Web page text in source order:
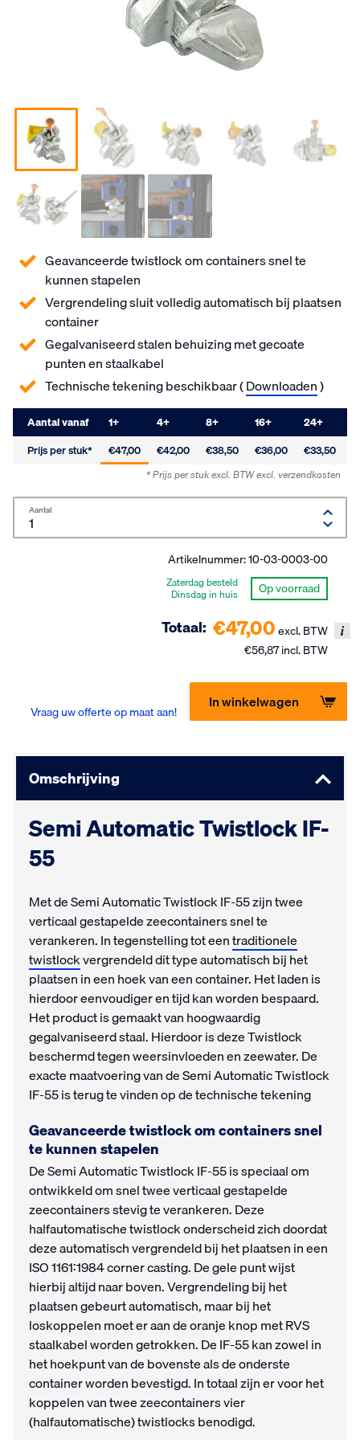
Geavanceerde twistlock om containers snel te
kunnen stapelen
Vergrendeling sluit volledig automatisch bij plaatsen
container
Gegalvaniseerd stalen behuizing met gecoate
punten en staalkabel
Technische tekening beschikbaar (Downloaden)
Aantal vanaf 1+ 4+ 8+ 16+ 24+
Prijs per stuk*
€47,00 €42,00 €38,50 €36,00 €33,50
* Prijs per stuk excl. BTWexcl. verzendkosten
Aantal
Artikelnummer:10-03-0003-00
Op voorraad
Zaterdag besteld
Dinsdag in huis
Totaal: €47,00excl. BTW
€56,87 incl. BTW
In winkelwagen
Vraag uw offerte op maat aan!
Omschrijving
Semi Automatic Twistlock IF-
55
Met de Semi Automatic Twistlock IF-55 zijn twee
verticaal gestapelde zeecontainers snel te
verankeren. In tegenstelling tot eentraditionele
twistlockvergrendeld dit type automatisch bij het
plaatsen in een hoek van een container. Het laden is
hierdoor eenvoudiger en tijd kan worden bespaard.
Het product is gemaakt van hoogwaardig
gegalvaniseerd staal. Hierdoor is deze Twistlock
beschermd tegen weersinvloeden en zeewater. De
exacte maatvoering van de Semi Automatic Twistlock
IF-55 is terug te vinden op de technische tekening
Geavanceerde twistlock om containers snel
te kunnen stapelen
De Semi Automatic Twistlock IF-55 is speciaal om
ontwikkeld om snel twee verticaal gestapelde
zeecontainers stevig te verankeren. Deze
halfautomatische twistlock onderscheid zich doordat
deze automatisch vergrendeld bij het plaatsen in een
ISO 1161:1984 corner casting. De gele punt wijst
hierbij altijd naar boven. Vergrendeling bij het
plaatsen gebeurt automatisch, maar bij het
loskoppelen moet er aan de oranje knop met RVS
staalkabel worden getrokken. De IF-55 kan zowel in
het hoekpunt van de bovenste als de onderste
container worden bevestigd. In totaal zijn er voor het
koppelen van twee zeecontainers vier
(halfautomatische) twistlocks benodigd.